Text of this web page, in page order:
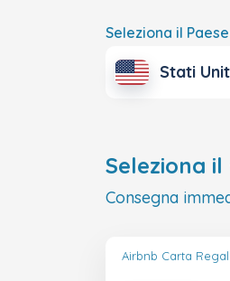
Seleziona il
Stati
Seleziona
Consegna
Airbnb Carta